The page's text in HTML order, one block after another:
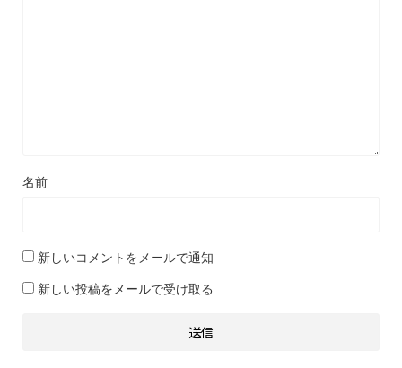
名前
新しいコメントをメールで通知
新しい投稿をメールで受け取る